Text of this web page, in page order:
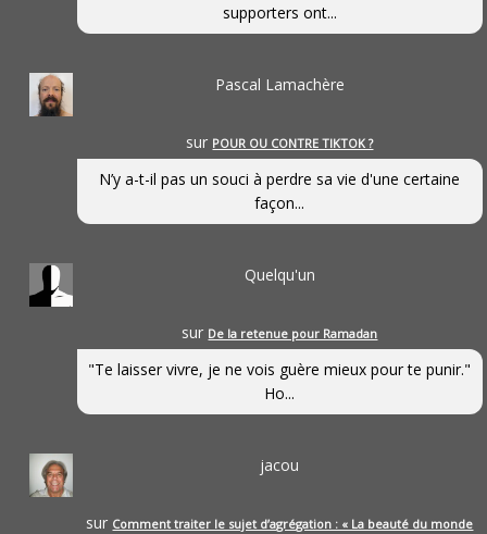
supporters ont...
Pascal Lamachère
sur POUR OU CONTRE TIKTOK ?
N’y a-t-il pas un souci à perdre sa vie d'une certaine
façon...
Quelqu'un
sur De la retenue pour Ramadan
"Te laisser vivre, je ne vois guère mieux pour te punir."
Ho...
jacou
sur Comment traiter le sujet d’agrégation : « La beauté du monde